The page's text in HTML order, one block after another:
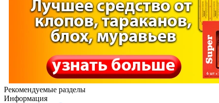
Рекомендуемые разделы
Информация